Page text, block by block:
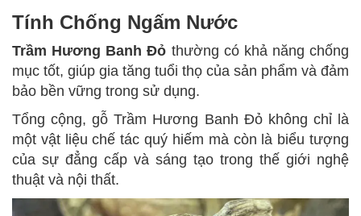
Tính Chống Ngấm Nước
Trầm Hương Banh Đỏ thường có khả năng chống
mục tốt, giúp gia tăng tuổi thọ của sản phẩm và đảm
bảo bền vững trong sử dụng.
Tổng cộng, gỗ Trầm Hương Banh Đỏ không chỉ là
một vật liệu chế tác quý hiếm mà còn là biểu tượng
của sự đẳng cấp và sáng tạo trong thế giới nghệ
thuật và nội thất.